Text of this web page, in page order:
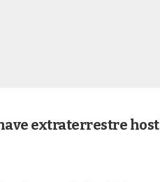
extraterrestre